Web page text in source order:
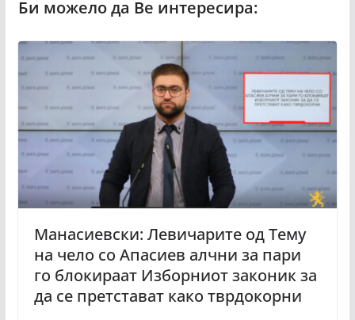
Манасиевски: Левичарите од Тему
на чело со Апасиев алчни за пари
го блокираат Изборниот законик за
да се претстават како тврдокорни